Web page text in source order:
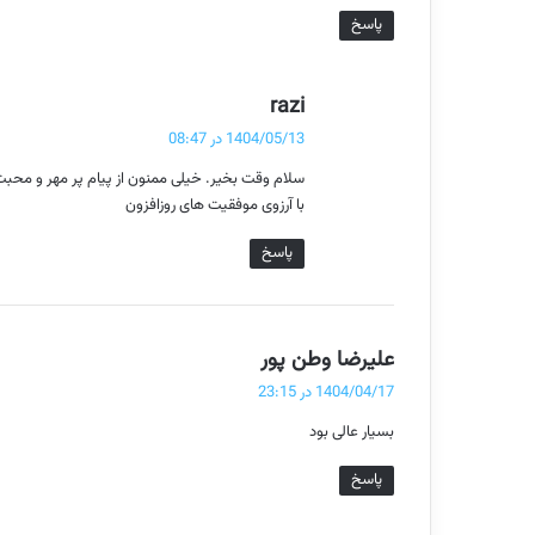
پاسخ
razi
ف
:
1404/05/13 در 08:47
سلام وقت بخیر. خیلی ممنون از پیام پر مهر و
با آرزوی موفقیت های روزافزون
پاسخ
علیرضا وطن پور
ف
1404/04/17 در 23:15
بسیار عالی بود
پاسخ